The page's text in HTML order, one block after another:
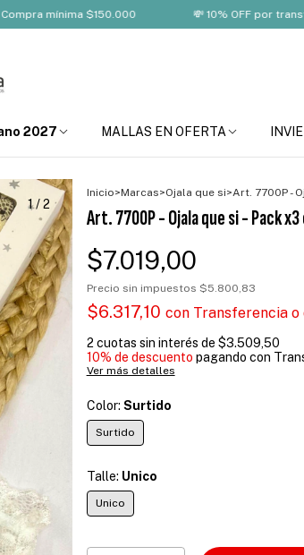
mínima $150.000 💸 10% OFF por
2027 MALLAS EN OFERTA
1/2
Inicio>Marcas>Ojala que si>Art. 7700P -
Art. 7700P - Ojala que si - Pack
$7.019,00
Precio sin impuestos $5.800,83
$6.317,10 con Transferencia o
2 cuotas sin interés de $3.509,50
10% de descuento pagando con
Ver más detalles
Color: Surtido
Surtido
Talle: Unico
Unico